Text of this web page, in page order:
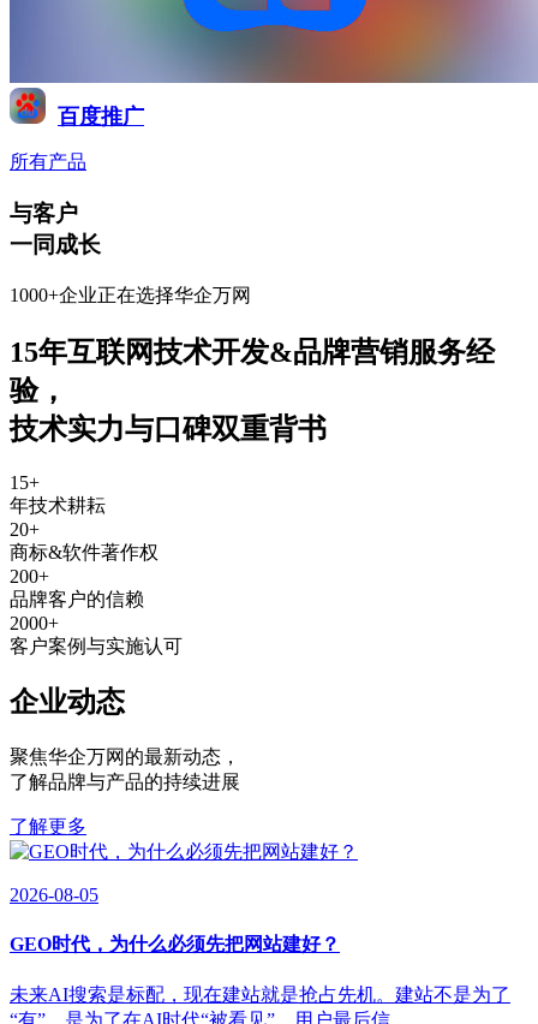
百度推广
所有产品
与客户
一同成长
1000+企业正在选择华企万网
15年互联网技术开发&品牌营销服务经
验，
技术实力与口碑双重背书
15+
年技术耕耘
20+
商标&软件著作权
200+
品牌客户的信赖
2000+
客户案例与实施认可
企业动态
聚焦华企万网的最新动态 ，
了解品牌与产品的持续进展
了解更多
2026-08-05
GEO时代，为什么必须先把网站建好？
未来AI搜索是标配，现在建站就是抢占先机。建站不是为了
“有”，是为了在AI时代“被看见”。用户最后信...